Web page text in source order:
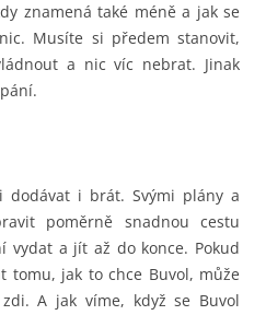
znamená také méně a jak se
Musíte si předem stanovit,
a nic víc nebrat. Jinak
dodávat i brát. Svými plány a
poměrně snadnou cestu
vydat a jít až do konce. Pokud
tomu, jak to chce Buvol, může
A jak víme, když se Buvol